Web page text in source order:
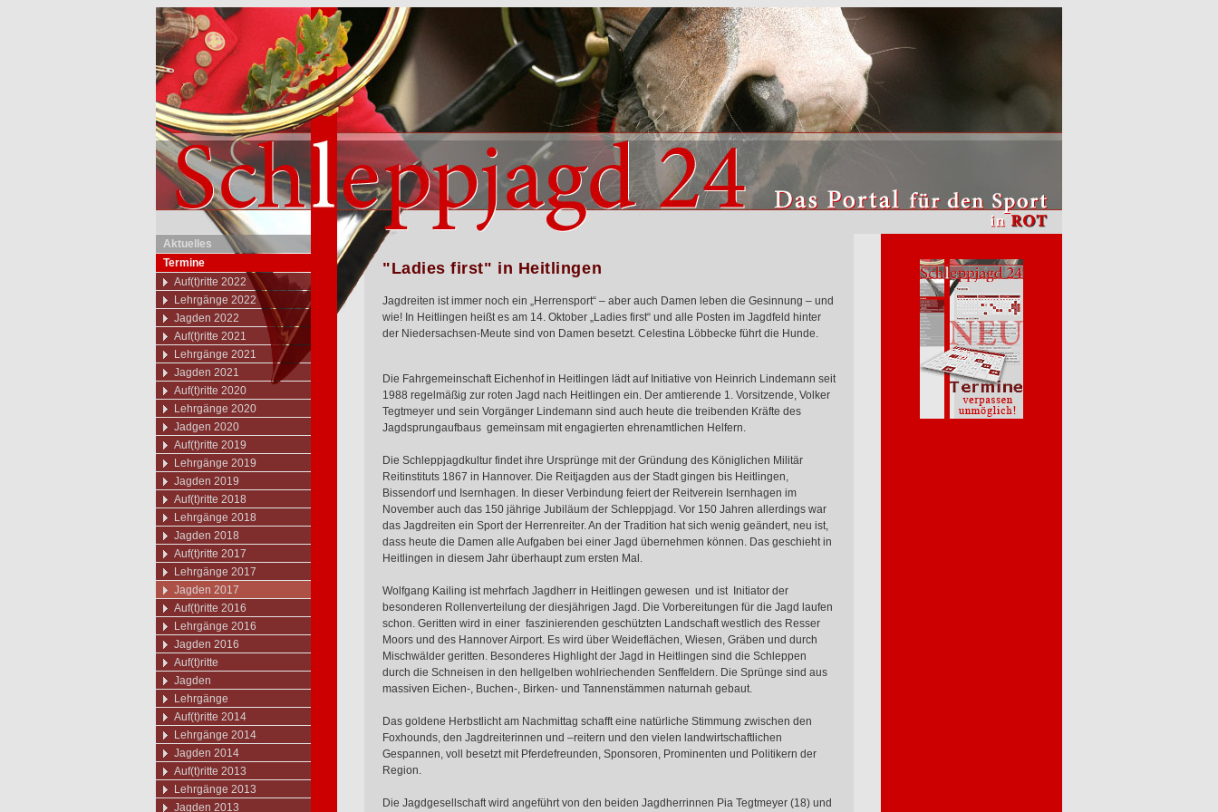
Aktuelles
Termine
Auf(t)ritte 2022
Lehrgänge 2022
Jagden 2022
Auf(t)ritte 2021
Lehrgänge 2021
Jagden 2021
Auf(t)ritte 2020
Lehrgänge 2020
Jadgen 2020
Auf(t)ritte 2019
Lehrgänge 2019
Jagden 2019
Auf(t)ritte 2018
Lehrgänge 2018
Jagden 2018
Auf(t)ritte 2017
Lehrgänge 2017
Jagden 2017
Auf(t)ritte 2016
Lehrgänge 2016
Jagden 2016
Auf(t)ritte
Jagden
Lehrgänge
Auf(t)ritte 2014
Lehrgänge 2014
Jagden 2014
Auf(t)ritte 2013
Lehrgänge 2013
Jagden 2013
"Ladies first" in Heitlingen
Jagdreiten ist immer noch ein „Herrensport“ – aber auch Damen leben die Gesinnung – und
wie! In Heitlingen heißt es am 14. Oktober „Ladies first“ und alle Posten im Jagdfeld hinter
der Niedersachsen-Meute sind von Damen besetzt. Celestina Löbbecke führt die Hunde.
Die Fahrgemeinschaft Eichenhof in Heitlingen lädt auf Initiative von Heinrich Lindemann seit
1988 regelmäßig zur roten Jagd nach Heitlingen ein. Der amtierende 1. Vorsitzende, Volker
Tegtmeyer und sein Vorgänger Lindemann sind auch heute die treibenden Kräfte des
Jagdsprungaufbaus gemeinsam mit engagierten ehrenamtlichen Helfern.
Die Schleppjagdkultur findet ihre Ursprünge mit der Gründung des Königlichen Militär
Reitinstituts 1867 in Hannover. Die Reitjagden aus der Stadt gingen bis Heitlingen,
Bissendorf und Isernhagen. In dieser Verbindung feiert der Reitverein Isernhagen im
November auch das 150 jährige Jubiläum der Schleppjagd. Vor 150 Jahren allerdings war
das Jagdreiten ein Sport der Herrenreiter. An der Tradition hat sich wenig geändert, neu ist,
dass heute die Damen alle Aufgaben bei einer Jagd übernehmen können. Das geschieht in
Heitlingen in diesem Jahr überhaupt zum ersten Mal.
Wolfgang Kailing ist mehrfach Jagdherr in Heitlingen gewesen und ist Initiator der
besonderen Rollenverteilung der diesjährigen Jagd. Die Vorbereitungen für die Jagd laufen
schon. Geritten wird in einer faszinierenden geschützten Landschaft westlich des Resser
Moors und des Hannover Airport. Es wird über Weideflächen, Wiesen, Gräben und durch
Mischwälder geritten. Besonderes Highlight der Jagd in Heitlingen sind die Schleppen
durch die Schneisen in den hellgelben wohlriechenden Senffeldern. Die Sprünge sind aus
massiven Eichen-, Buchen-, Birken- und Tannenstämmen naturnah gebaut.
Das goldene Herbstlicht am Nachmittag schafft eine natürliche Stimmung zwischen den
Foxhounds, den Jagdreiterinnen und –reitern und den vielen landwirtschaftlichen
Gespannen, voll besetzt mit Pferdefreunden, Sponsoren, Prominenten und Politikern der
Region.
Die Jagdgesellschaft wird angeführt von den beiden Jagdherrinnen Pia Tegtmeyer (18) und